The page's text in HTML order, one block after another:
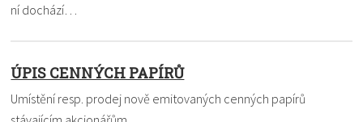
ní dochází…
ÚPIS CENNÝCH PAPÍRŮ
Umístění resp. prodej nově emitovaných cenných papírů